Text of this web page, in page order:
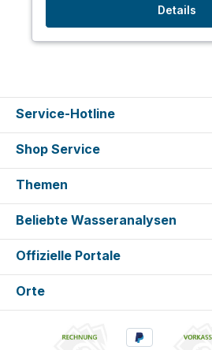
Details
Service-Hotline
Shop Service
Themen
Beliebte Wasseranalysen
Offizielle Portale
Orte